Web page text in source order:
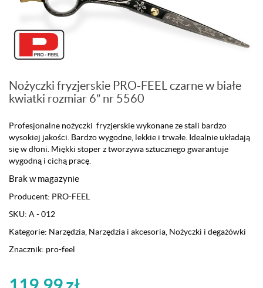
Nożyczki fryzjerskie PRO-FEEL czarne w białe
kwiatki rozmiar 6″ nr 5560
Profesjonalne nożyczki fryzjerskie wykonane ze stali bardzo
wysokiej jakości. Bardzo wygodne, lekkie i trwałe. Idealnie układają
się w dłoni. Miękki stoper z tworzywa sztucznego gwarantuje
wygodną i cichą pracę.
Brak w magazynie
Producent: PRO-FEEL
SKU: A - 012
Kategorie: Narzędzia Narzędzia i akcesoria Nożyczki i degażówki
Znacznik: pro-feel